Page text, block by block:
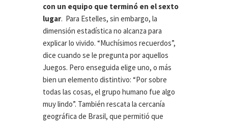
con un equipo que terminó en el sexto
lugar. Para Estelles, sin embargo, la
dimensión estadística no alcanza para
explicar lo vivido. “Muchísimos recuerdos”,
dice cuando se le pregunta por aquellos
Juegos. Pero enseguida elige uno, o más
bien un elemento distintivo: “Por sobre
todas las cosas, el grupo humano fue algo
muy lindo”. También rescata la cercanía
geográfica de Brasil, que permitió que